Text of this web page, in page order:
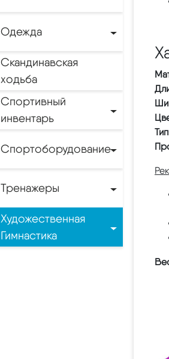
Одежда
Скандинавская
ходьба
Спортивный
инвентарь
Спортоборудование
Тренажеры
Художественная
Гимнастика